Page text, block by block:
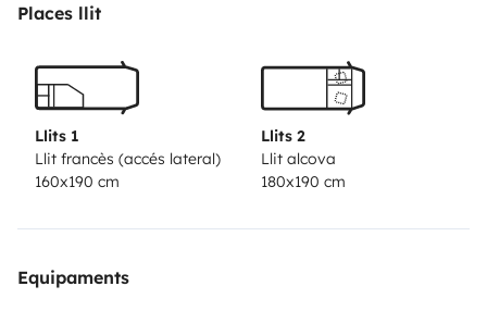
Places llit
Llits 1
Llit francès (accés lateral)
160x190 cm
Llits 2
Llit alcova
180x190 cm
Equipaments